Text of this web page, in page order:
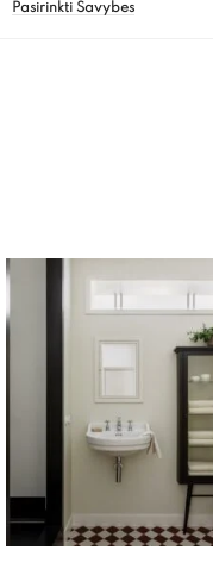
Pasirinkti Savybes